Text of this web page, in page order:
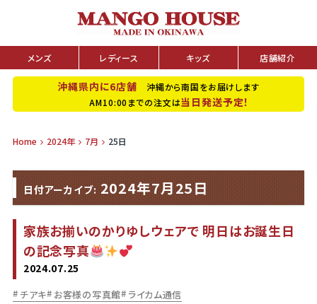
メンズ レディース キッズ 店舗紹介
沖縄県内に6店舗 沖縄から南国をお届けします
AM10:00までの注文は当日発送予定！
Home 2024年 7月 25日
日付アーカイブ: 2024年7月25日
家族お揃いのかりゆしウェアで 明日はお誕生日
の記念写真
2024.07.25
チアキ お客様の写真館 ライカム通信